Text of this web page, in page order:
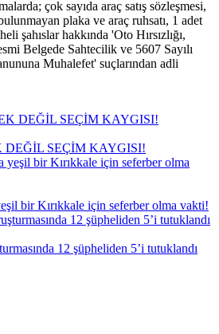
çok sayıda araç satış sözleşmesi,
plaka ve araç ruhsatı, 1 adet
şahıslar hakkında 'Oto Hırsızlığı,
Belgede Sahtecilik ve 5607 Sayılı
Muhalefet' suçlarından adli
DEĞİL SEÇİM KAYGISI!
bir Kırıkkale için seferber olma vakti!
12 şüpheliden 5’i tutuklandı